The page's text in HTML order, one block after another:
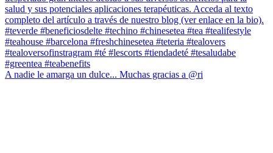
A nadie le amarga un dulce... Muchas gracias a @ri